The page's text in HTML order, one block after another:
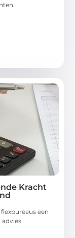
Kracht
een
advies